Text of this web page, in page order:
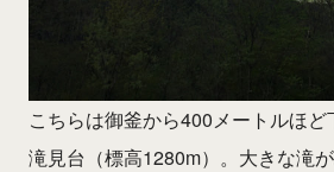
こちらは御釜から400メートルほ
滝見台（標高1280m）。大きな滝